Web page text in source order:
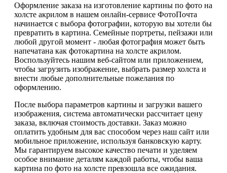
Оформление заказа на изготовление картины по фото на
холсте акрилом в нашем онлайн-сервисе ФотоПочта
начинается с выбора фотографии, которую вы хотели бы
превратить в картина. Семейные портреты, пейзажи или
любой другой момент - любая фотография может быть
напечатана как фотокартина на холсте акрилом.
Воспользуйтесь нашим веб-сайтом или приложением,
чтобы загрузить изображение, выбрать размер холста и
внести любые дополнительные пожелания по
оформлению.
После выбора параметров картины и загрузки вашего
изображения, система автоматически рассчитает цену
заказа, включая стоимость доставки. Заказ можно
оплатить удобным для вас способом через наш сайт или
мобильное приложение, используя банковскую карту.
Мы гарантируем высокое качество печати и уделяем
особое внимание деталям каждой работы, чтобы ваша
картина по фото на холсте превзошла все ожидания.